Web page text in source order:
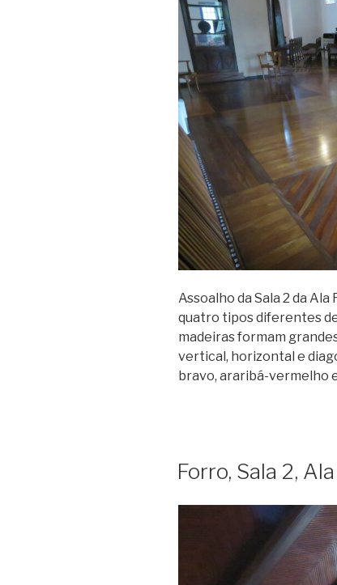
Assoalho da Sala 2 da
quatro tipos diferentes
madeiras formam
vertical, horizontal e
bravo, araribá-vermelho
Forro, Sala 2,